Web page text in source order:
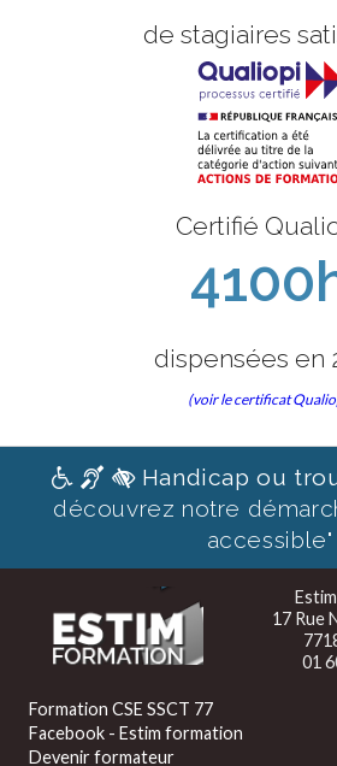
de stagiaires
Certifié
dispensées en
(voir le certificat
Handicap ou
découvrez notre
accessible"
17 Rue
01
Formation CSE SSCT 77
Facebook - Estim formation
Devenir formateur